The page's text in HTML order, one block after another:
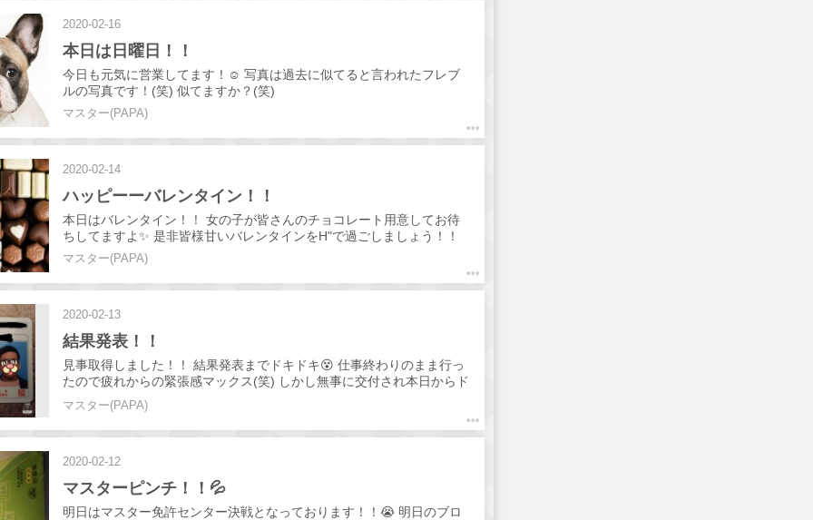
2020-02-16
本日は日曜日！！
今日も元気に営業してます！☺️ 写真は過去に似てると言われたフレブ
ルの写真です！(笑) 似てますか？(笑)
マスター(PAPA)
2020-02-14
ハッピーーバレンタイン！！
本日はバレンタイン！！ 女の子が皆さんのチョコレート用意してお待
ちしてますよ✨ 是非皆様甘いバレンタインをH"で過ごしましょう！！
マスター(PAPA)
2020-02-13
結果発表！！
見事取得しました！！ 結果発表までドキドキ😵 仕事終わりのまま行っ
たので疲れからの緊張感マックス(笑) しかし無事に交付され本日からド
ライバーさんの仲間入りです！ 安全運転ドライバーで目指していきま
すよーーー！！☺️ 本日もH"宜しくお願いします！✨✨
マスター(PAPA)
2020-02-12
マスターピンチ！！💦
明日はマスター免許センター決戦となっております！！😭 明日のブロ